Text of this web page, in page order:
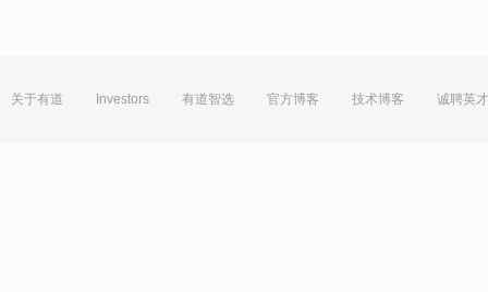
关于有道 Investors 有道智选 官方博客 技术博客 诚聘英才